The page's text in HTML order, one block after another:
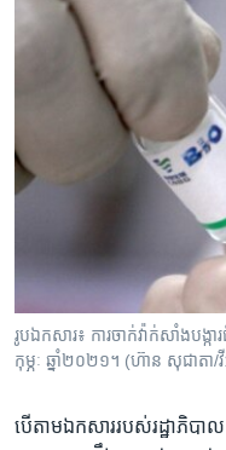
រូបឯកសារ៖ ការ​ចាក់​វ៉ាក់សាំង​បង្
កុម្ភៈ​ ឆ្នាំ​២០២១​។ (ហ៊ាន សុជាតា/
បើ​តាម​ឯកសារ​របស់​រដ្ឋាភិបា